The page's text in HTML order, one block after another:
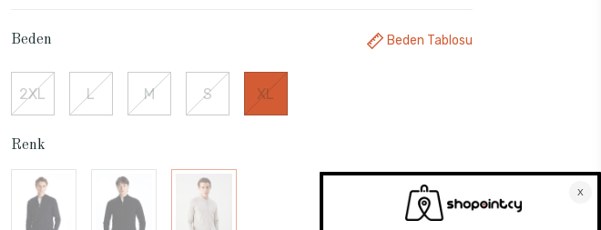
Beden Beden Tablosu
2XL L M S XL
Renk